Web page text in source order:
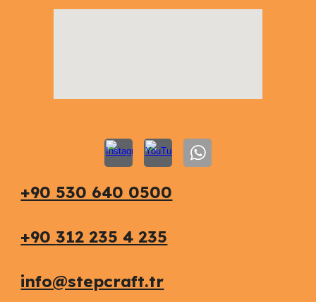
+90 530 640 0500
+90312 235 4 235
info@stepcraft.tr